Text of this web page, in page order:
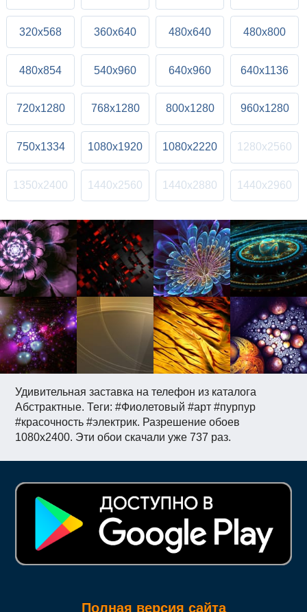
Удивительная заставка на телефон из каталога
Абстрактные. Теги: #Фиолетовый #арт #пурпур
#красочность #электрик. Разрешение обоев
1080x2400. Эти обои скачали уже 737 раз.
320x568 360x640 480x640 480x800
480x854 540x960 640x960 640x1136
720x1280 768x1280 800x1280 960x1280
750x1334 1080x1920 1080x2220 1280x2560
1350x2400 1440x2560 1440x2880 1440x2960
Полная версия сайта